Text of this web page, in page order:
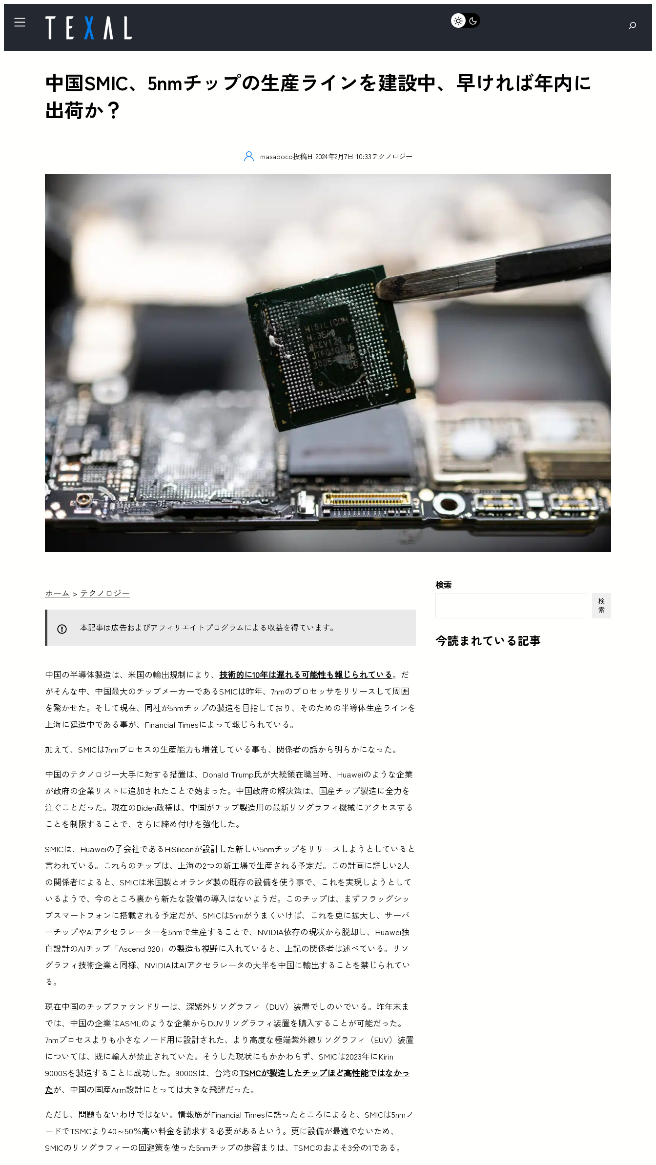
検
中国SMIC、5nmチップの生産ラインを建設中、早ければ年内に
出荷か？
masapoco投稿日 2024年2月7日 10:33テクノロジー
ホーム > テクノロジー
本記事は広告およびアフィリエイトプログラムによる収益を得ています。
中国の半導体製造は、米国の輸出規制により、 技術的に10年は遅れる可能性も報じられている。だ
がそんな中、中国最大のチップメーカーであるSMICは昨年、7nmのプロセッサをリリースして周囲
を驚かせた。そして現在、同社が5nmチップの製造を目指しており、そのための半導体生産ラインを
上海に建造中である事が、Financial Timesによって報じられている。
加えて、SMICは7nmプロセスの生産能力も増強している事も、関係者の話から明らかになった。
中国のテクノロジー大手に対する措置は、Donald Trump氏が大統領在職当時、Huaweiのような企業
が政府の企業リストに追加されたことで始まった。中国政府の解決策は、国産チップ製造に全力を
注ぐことだった。現在のBiden政権は、中国がチップ製造用の最新リソグラフィ機械にアクセスする
ことを制限することで、さらに締め付けを強化した。
SMICは、Huaweiの子会社であるHiSiliconが設計した新しい5nmチップをリリースしようとしていると
言われている。これらのチップは、上海の2つの新工場で生産される予定だ。この計画に詳しい2人
の関係者によると、SMICは米国製とオランダ製の既存の設備を使う事で、これを実現しようとして
いるようで、今のところ裏から新たな設備の導入はないようだ。このチップは、まずフラッグシッ
プスマートフォンに搭載される予定だが、SMICは5nmがうまくいけば、これを更に拡大し、サーバ
ーチップやAIアクセラレーターを5nmで生産することで、NVIDIA依存の現状から脱却し、Huawei独
自設計のAIチップ「Ascend 920」の製造も視野に入れていると、上記の関係者は述べている。リソ
グラフィ技術企業と同様、NVIDIAはAIアクセラレータの大半を中国に輸出することを禁じられてい
る。
現在中国のチップファウンドリーは、深紫外リソグラフィ（DUV）装置でしのいでいる。昨年末ま
では、中国の企業はASMLのような企業からDUVリソグラフィ装置を購入することが可能だった。
7nmプロセスよりも小さなノード用に設計された、より高度な極端紫外線リソグラフィ（EUV）装置
については、既に輸入が禁止されていた。そうした現状にもかかわらず、SMICは2023年にKirin
9000Sを製造することに成功した。9000Sは、台湾のTSMCが製造したチップほど高性能ではなかっ
たが、中国の国産Arm設計にとっては大きな飛躍だった。
ただし、問題もないわけではない。情報筋がFinancial Timesに語ったところによると、SMICは5nmノ
ードでTSMCより40～50％高い料金を請求する必要があるという。更に設備が最適でないため、
SMICのリソグラフィーの回避策を使った5nmチップの歩留まりは、TSMCのおよそ3分の1である。
検索
検
索
今読まれている記事